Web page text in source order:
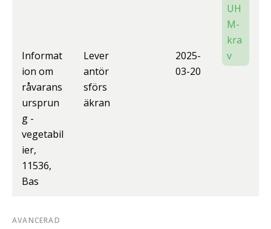
Informat
ion om
råvarans
ursprun
g -
vegetabil
ier,
11536,
Bas
Lever
antör
sförs
äkran
2025-
03-20
UH
M-
kra
v
AVANCERAD